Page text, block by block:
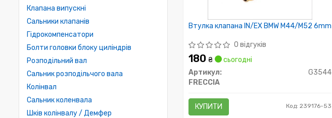
Клапана випускні
Сальники клапанів
Гідрокомпенсатори
Болти головки блоку циліндрів
Розподільний вал
Сальник розподільчого вала
Колінвал
Сальник коленвала
Шків колінвалу / Демфер
Втулка клапана IN/EX BMW M44/M52 6mm
0 відгуків
180 ₴
сьогодні
Артикул:
G3544
FRECCIA
КУПИТИ Код: 239176-53